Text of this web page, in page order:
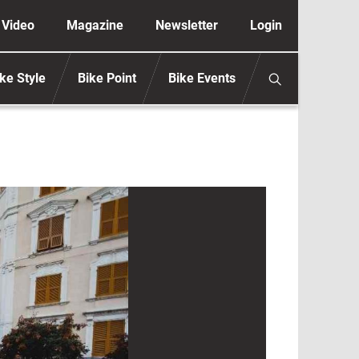
secondaria anonimo
Video Magazine Newsletter Login
Style Bike Point Bike Events